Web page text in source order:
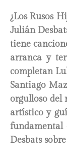
¿Los Rusos
Julián
tiene
arranca y
completan
Santiago
orgulloso del
artístico y
fundamental
Desbats